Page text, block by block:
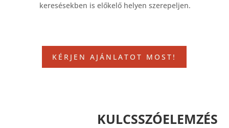
keresésekben is előkelő helyen szerepeljen.
KÉRJEN AJÁNLATOT MOST!
KULCSSZÓELEMZÉS